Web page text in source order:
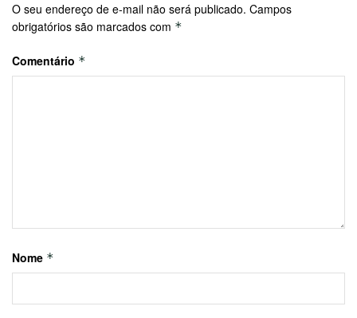
O seu endereço de e-mail não será publicado. Campos
obrigatórios são marcados com *
Comentário *
Nome *